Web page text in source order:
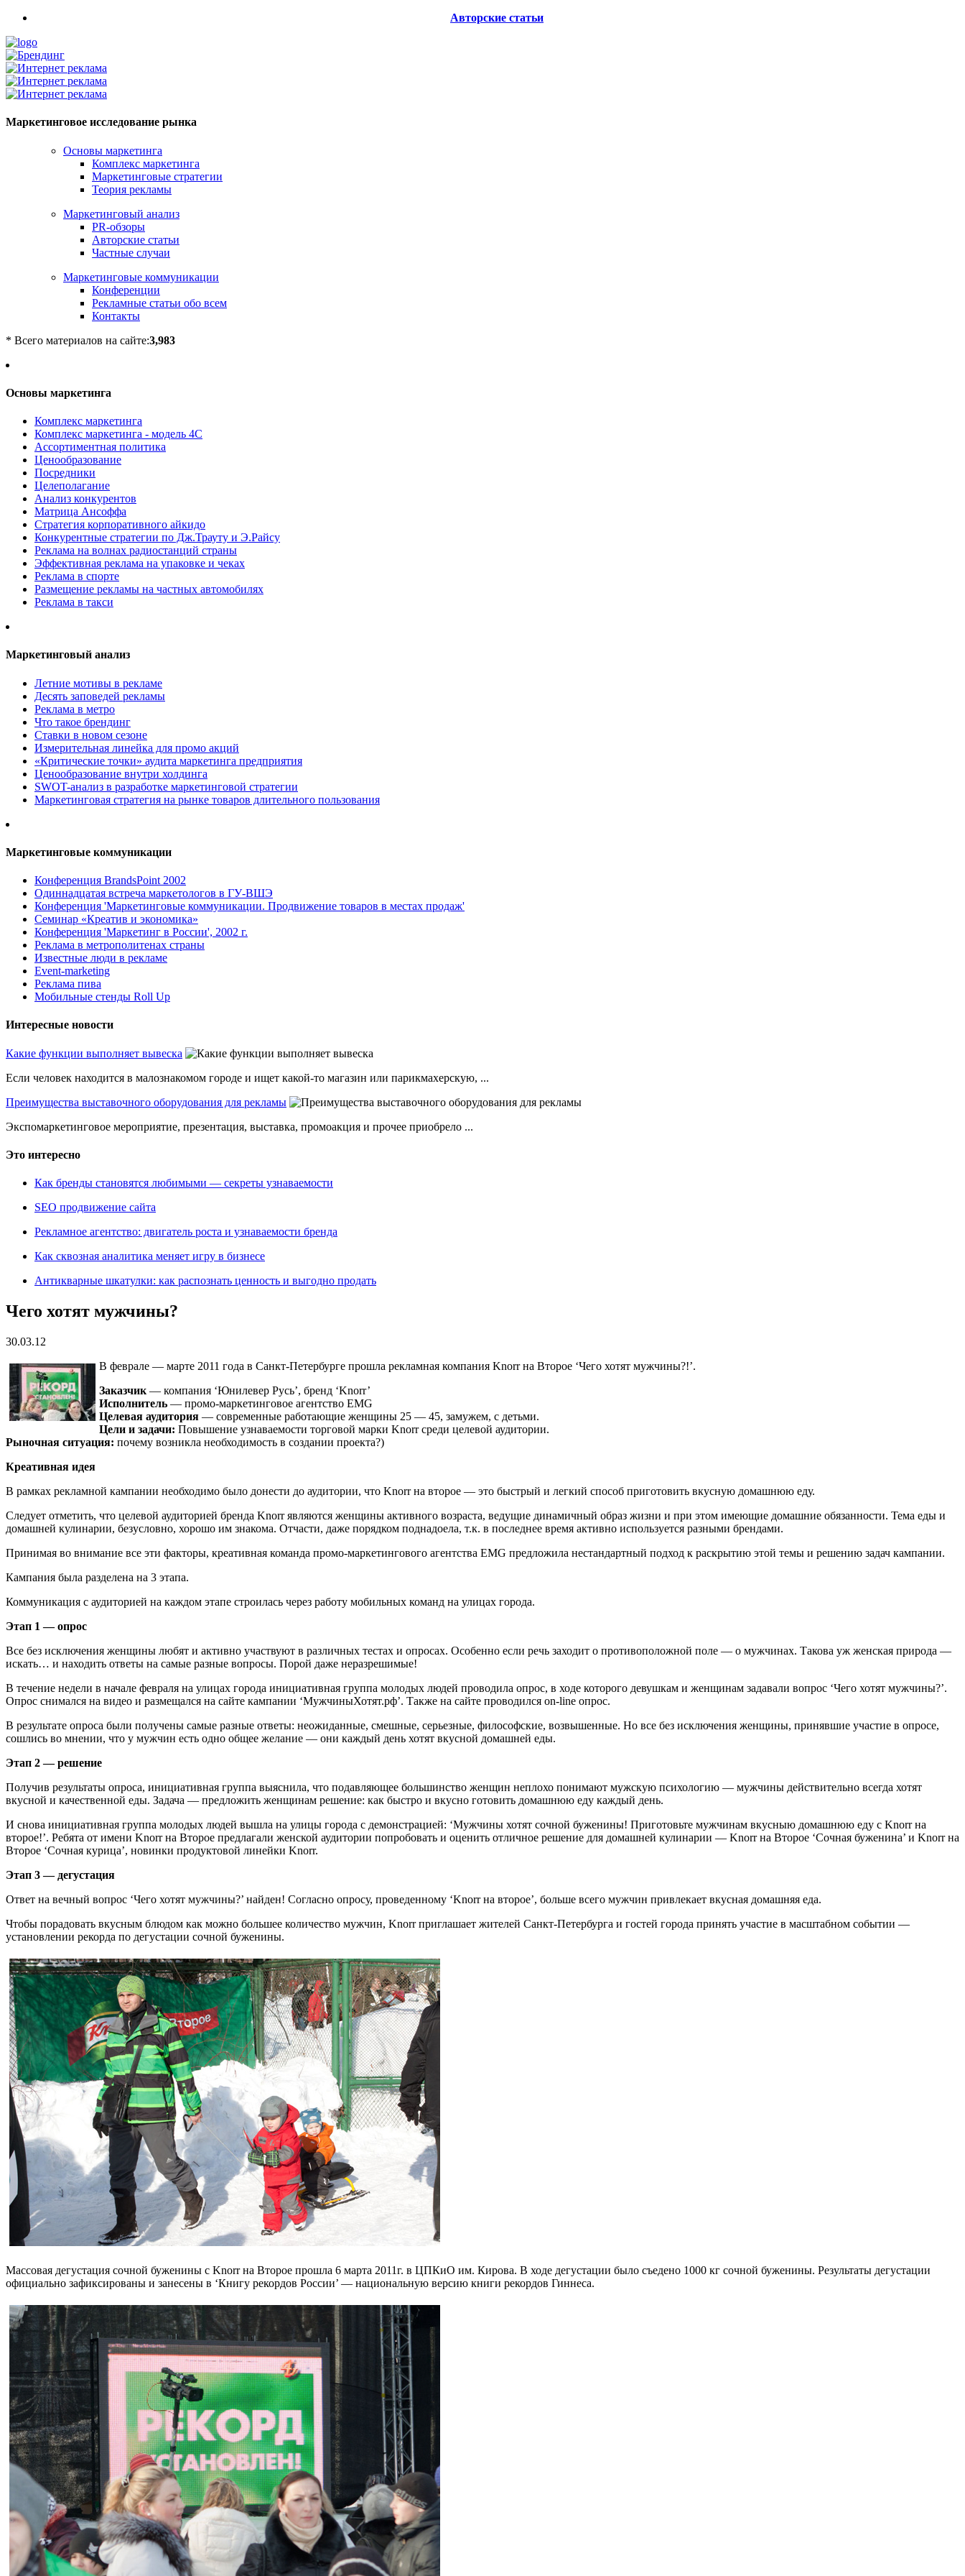
Авторские статьи
Маркетинговое исследование рынка
Основы маркетинга
Комплекс маркетинга
Маркетинговые стратегии
Теория рекламы
Маркетинговый анализ
PR-обзоры
Авторские статьи
Частные случаи
Маркетинговые коммуникации
Конференции
Рекламные статьи обо всем
Контакты
* Всего материалов на сайте:3,983
Основы маркетинга
Комплекс маркетинга
Комплекс маркетинга - модель 4С
Ассортиментная политика
Ценообразование
Посредники
Целеполагание
Анализ конкурентов
Матрица Ансоффа
Стратегия корпоративного айкидо
Конкурентные стратегии по Дж.Трауту и Э.Райсу
Реклама на волнах радиостанций страны
Эффективная реклама на упаковке и чеках
Реклама в спорте
Размещение рекламы на частных автомобилях
Реклама в такси
Маркетинговый анализ
Летние мотивы в рекламе
Десять заповедей рекламы
Реклама в метро
Что такое брендинг
Ставки в новом сезоне
Измерительная линейка для промо акций
«Критические точки» аудита маркетинга предприятия
Ценообразование внутри холдинга
SWOT-анализ в разработке маркетинговой стратегии
Маркетинговая стратегия на рынке товаров длительного пользования
Маркетинговые коммуникации
Конференция BrandsPoint 2002
Одиннадцатая встреча маркетологов в ГУ-ВШЭ
Конференция 'Маркетинговые коммуникации. Продвижение товаров в местах продаж'
Семинар «Креатив и экономика»
Конференция 'Маркетинг в России', 2002 г.
Реклама в метрополитенах страны
Известные люди в рекламе
Event-marketing
Реклама пива
Мобильные стенды Roll Up
Интересные новости
Какие функции выполняет вывеска
Если человек находится в малознакомом городе и ищет какой-то магазин или парикмахерскую, ...
Преимущества выставочного оборудования для рекламы
Экспомаркетинговое мероприятие, презентация, выставка, промоакция и прочее приобрело ...
Это интересно
Как бренды становятся любимыми — секреты узнаваемости
SEO продвижение сайта
Рекламное агентство: двигатель роста и узнаваемости бренда
Как сквозная аналитика меняет игру в бизнесе
Антикварные шкатулки: как распознать ценность и выгодно продать
Чего хотят мужчины?
30.03.12
В феврале — марте 2011 года в Санкт-Петербурге прошла рекламная компания Knorr на Второе ‘Чего хотят мужчины?!’.
Заказчик — компания ‘Юнилевер Русь’, бренд ‘Knorr’
Исполнитель — промо-маркетинговое агентство EMG
Целевая аудитория — современные работающие женщины 25 — 45, замужем, с детьми.
Цели и задачи: Повышение узнаваемости торговой марки Knorr среди целевой аудитории.
Рыночная ситуация: почему возникла необходимость в создании проекта?)
Креативная идея
В рамках рекламной кампании необходимо было донести до аудитории, что Knorr на второе — это быстрый и легкий способ приготовить вкусную домашнюю еду.
Следует отметить, что целевой аудиторией бренда Knorr являются женщины активного возраста, ведущие динамичный образ жизни и при этом имеющие домашние обязанности. Тема еды и
домашней кулинарии, безусловно, хорошо им знакома. Отчасти, даже порядком поднадоела, т.к. в последнее время активно используется разными брендами.
Принимая во внимание все эти факторы, креативная команда промо-маркетингового агентства EMG предложила нестандартный подход к раскрытию этой темы и решению задач кампании.
Кампания была разделена на 3 этапа.
Коммуникация с аудиторией на каждом этапе строилась через работу мобильных команд на улицах города.
Этап 1 — опрос
Все без исключения женщины любят и активно участвуют в различных тестах и опросах. Особенно если речь заходит о противоположной поле — о мужчинах. Такова уж женская природа —
искать… и находить ответы на самые разные вопросы. Порой даже неразрешимые!
В течение недели в начале февраля на улицах города инициативная группа молодых людей проводила опрос, в ходе которого девушкам и женщинам задавали вопрос ‘Чего хотят мужчины?’.
Опрос снимался на видео и размещался на сайте кампании ‘МужчиныХотят.рф’. Также на сайте проводился on-line опрос.
В результате опроса были получены самые разные ответы: неожиданные, смешные, серьезные, философские, возвышенные. Но все без исключения женщины, принявшие участие в опросе,
сошлись во мнении, что у мужчин есть одно общее желание — они каждый день хотят вкусной домашней еды.
Этап 2 — решение
Получив результаты опроса, инициативная группа выяснила, что подавляющее большинство женщин неплохо понимают мужскую психологию — мужчины действительно всегда хотят
вкусной и качественной еды. Задача — предложить женщинам решение: как быстро и вкусно готовить домашнюю еду каждый день.
И снова инициативная группа молодых людей вышла на улицы города с демонстрацией: ‘Мужчины хотят сочной буженины! Приготовьте мужчинам вкусныю домашнюю еду с Knorr на
второе!’. Ребята от имени Knorr на Второе предлагали женской аудитории попробовать и оценить отличное решение для домашней кулинарии — Knorr на Второе ‘Сочная буженина’ и Knorr на
Второе ‘Сочная курица’, новинки продуктовой линейки Knorr.
Этап 3 — дегустация
Ответ на вечный вопрос ‘Чего хотят мужчины?’ найден! Согласно опросу, проведенному ‘Knorr на второе’, больше всего мужчин привлекает вкусная домашняя еда.
Чтобы порадовать вкусным блюдом как можно большее количество мужчин, Knorr приглашает жителей Санкт-Петербурга и гостей города принять участие в масштабном событии —
установлении рекорда по дегустации сочной буженины.
Массовая дегустация сочной буженины с Knorr на Второе прошла 6 марта 2011г. в ЦПКиО им. Кирова. В ходе дегустации было съедено 1000 кг сочной буженины. Результаты дегустации
официально зафиксированы и занесены в ‘Книгу рекордов России’ — национальную версию книги рекордов Гиннеса.